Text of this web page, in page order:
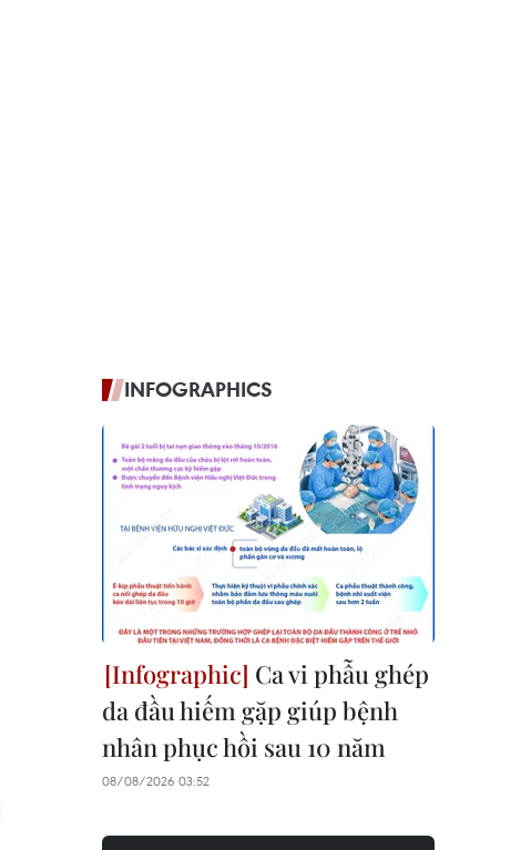
INFOGRAPHICS
Ca vi phẫu ghép
da đầu hiếm gặp giúp bệnh
nhân phục hồi sau 10 năm
08/08/2026 03:52